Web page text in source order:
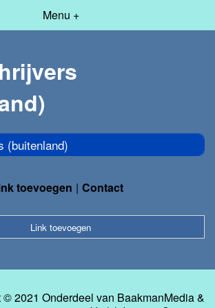
Menu +
(buitenland)
toevoegen Contact
Link toevoegen
© 2021 Onderdeel van BaakmanMedia&